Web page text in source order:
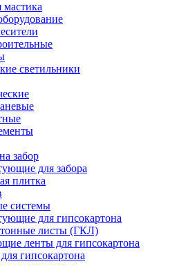
мастика
светильники
забор
для забора
плитка
системы
для гипсокартона
листы (ГКЛ)
ленты для гипсокартона
гипсокартона